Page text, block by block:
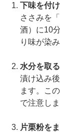
下味を付
ささみを
酒）に10
り味が染
水分を取る
漬け込み
ます。こ
で注意しま
片栗粉を